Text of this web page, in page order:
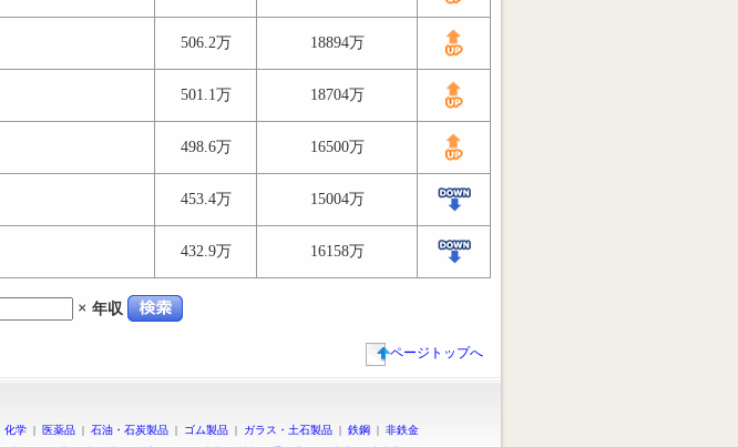
506.2万 18894万
501.1万 18704万
498.6万 16500万
453.4万 15004万
432.9万 16158万
× 年収
ページトップへ
化学 | 医薬品 | 石油・石炭製品 | ゴム製品 | ガラス・土石製品 | 鉄鋼 | 非鉄金